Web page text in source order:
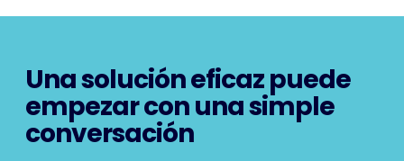
Una solución eficaz puede
empezar con una simple
conversación